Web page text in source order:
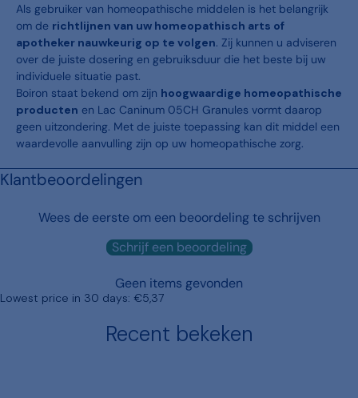
Als gebruiker van homeopathische middelen is het belangrijk
om de richtlijnen van uw homeopathisch arts of
apotheker nauwkeurig op te volgen. Zij kunnen u adviseren
over de juiste dosering en gebruiksduur die het beste bij uw
individuele situatie past.
Boiron staat bekend om zijn hoogwaardige homeopathische
producten en Lac Caninum 05CH Granules vormt daarop
geen uitzondering. Met de juiste toepassing kan dit middel een
waardevolle aanvulling zijn op uw homeopathische zorg.
Klantbeoordelingen
Wees de eerste om een beoordeling te schrijven
Schrijf een beoordeling
Geen items gevonden
Lowest price in 30 days: €5,37
Recent bekeken